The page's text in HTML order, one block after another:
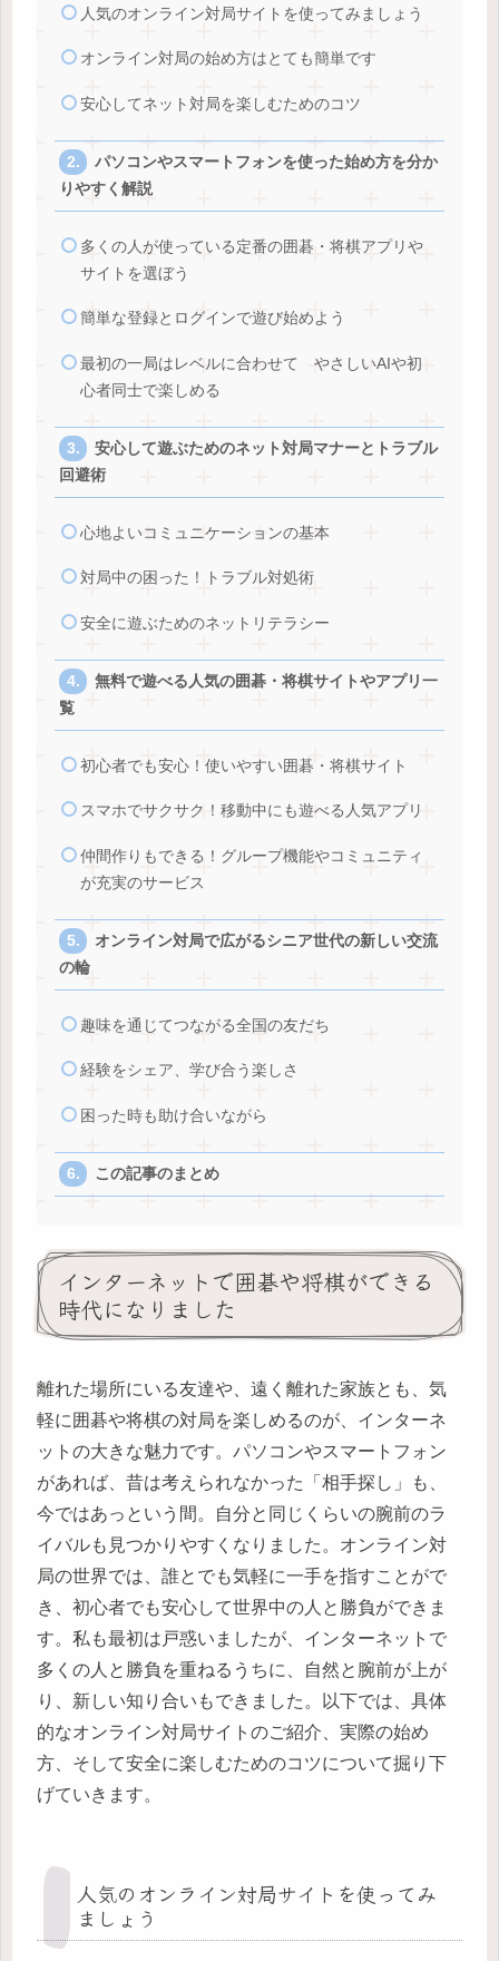
人気のオンライン対局サイトを使ってみましょう
オンライン対局の始め方はとても簡単です
安心してネット対局を楽しむためのコツ
パソコンやスマートフォンを使った始め方を分か
りやすく解説
多くの人が使っている定番の囲碁・将棋アプリや
サイトを選ぼう
簡単な登録とログインで遊び始めよう
最初の一局はレベルに合わせて やさしいAIや初
心者同士で楽しめる
安心して遊ぶためのネット対局マナーとトラブル
回避術
心地よいコミュニケーションの基本
対局中の困った！トラブル対処術
安全に遊ぶためのネットリテラシー
無料で遊べる人気の囲碁・将棋サイトやアプリ一
覧
初心者でも安心！使いやすい囲碁・将棋サイト
スマホでサクサク！移動中にも遊べる人気アプリ
仲間作りもできる！グループ機能やコミュニティ
が充実のサービス
オンライン対局で広がるシニア世代の新しい交流
の輪
趣味を通じてつながる全国の友だち
経験をシェア、学び合う楽しさ
困った時も助け合いながら
この記事のまとめ
インターネットで囲碁や将棋ができる
時代になりました
離れた場所にいる友達や、遠く離れた家族とも、気
軽に囲碁や将棋の対局を楽しめるのが、インターネ
ットの大きな魅力です。パソコンやスマートフォン
があれば、昔は考えられなかった「相手探し」も、
今ではあっという間。自分と同じくらいの腕前のラ
イバルも見つかりやすくなりました。オンライン対
局の世界では、誰とでも気軽に一手を指すことがで
き、初心者でも安心して世界中の人と勝負ができま
す。私も最初は戸惑いましたが、インターネットで
多くの人と勝負を重ねるうちに、自然と腕前が上が
り、新しい知り合いもできました。以下では、具体
的なオンライン対局サイトのご紹介、実際の始め
方、そして安全に楽しむためのコツについて掘り下
げていきます。
人気のオンライン対局サイトを使ってみ
ましょう